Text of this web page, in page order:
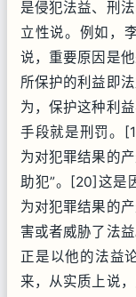
是侵犯法益、刑
立性说。例如，
说，重要原因是
所保护的利益即
为，保护这种利
手段就是刑罚。
为对犯罪结果的
助犯”。[20]这是
为对犯罪结果的
害或者威胁了法
正是以他的法益
来，从实质上说